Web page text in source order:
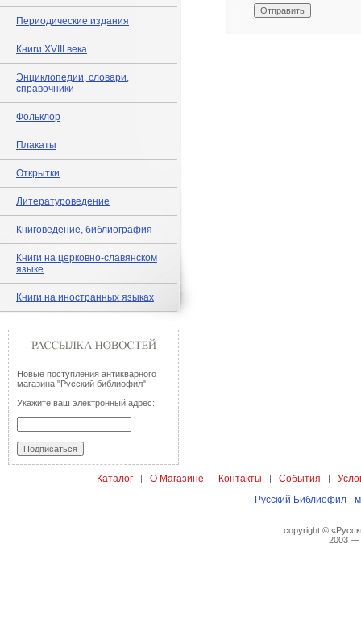
Периодические издания
Книги XVIII века
Энциклопедии, словари,
справочники
Фольклор
Плакаты
Открытки
Литературоведение
Книговедение, библиография
Книги на церковно-славянском
языке
Книги на иностранных языках
Новые поступления антикварного
магазина "Русский библиофил"
Укажите ваш электронный адрес:
Каталог| О Магазине | Контакты | События |
Русский Библиофил -
copyright ©
2003 —